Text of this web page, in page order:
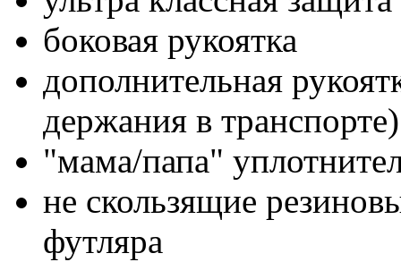
боковая рукоятка
дополнительная
держания в транспорте)
"мама/папа"
не скользящие
футляра